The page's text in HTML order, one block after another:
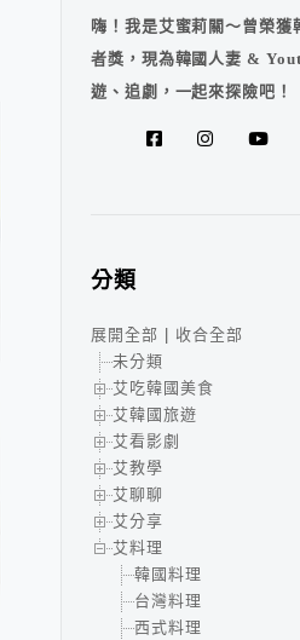
嗨！我是艾蜜莉關～曾榮獲
者獎，現為韓國人妻 &
遊、追劇，一起來探險吧！
分類
展開全部
收合全部
未分類
艾吃韓國美食
艾韓國旅遊
艾看影劇
艾教學
艾聊聊
艾分享
艾料理
韓國料理
台灣料理
西式料理